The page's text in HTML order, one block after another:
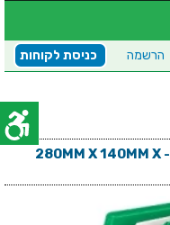
כניסת לקוחות הרשמה
סט 10 תאי אחסון מודולריים ירוקים - 280MM X 140MM X